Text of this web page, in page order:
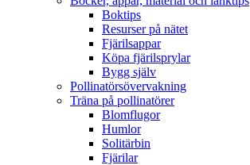
Boktips
Resurser på nätet
Fjärilsappar
Köpa fjärilsprylar
Bygg själv
Pollinatörsövervakning
Träna på pollinatörer
Blomflugor
Humlor
Solitärbin
Fjärilar